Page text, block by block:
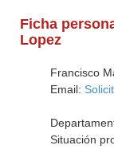
Ficha
Lopez
Francisco
Email:
Situación